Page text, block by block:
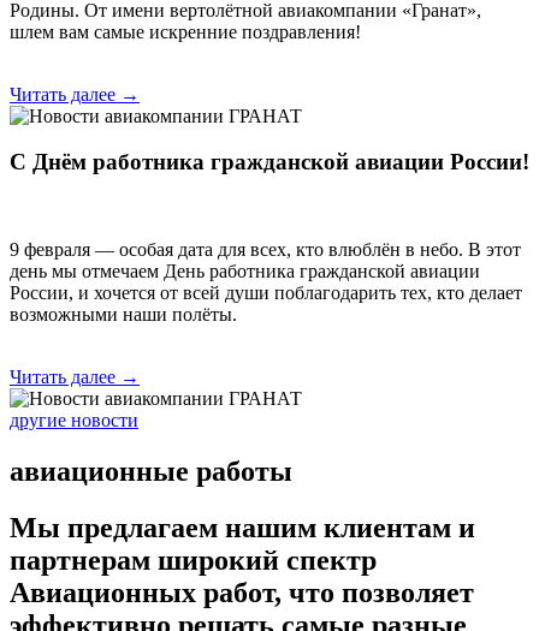
Родины. От имени вертолётной авиакомпании «Гранат»,
шлем вам самые искренние поздравления!
Читать далее →
С Днём работника гражданской авиации России!
9 февраля — особая дата для всех, кто влюблён в небо. В этот
день мы отмечаем День работника гражданской авиации
России, и хочется от всей души поблагодарить тех, кто делает
возможными наши полёты.
Читать далее →
другие новости
авиационные работы
Мы предлагаем нашим клиентам и
партнерам широкий спектр
Авиационных работ, что позволяет